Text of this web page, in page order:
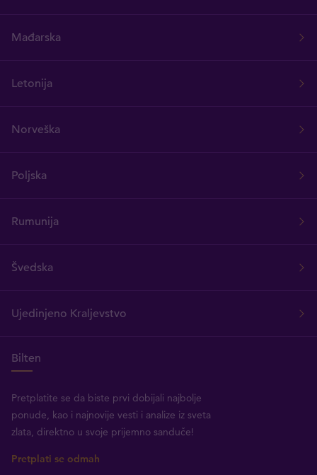
Mađarska
Letonija
Norveška
Poljska
Rumunija
Švedska
Ujedinjeno Kraljevstvo
Bilten
Pretplatite se da biste prvi dobijali najbolje
ponude, kao i najnovije vesti i analize iz sveta
zlata, direktno u svoje prijemno sanduče!
Pretplati se odmah